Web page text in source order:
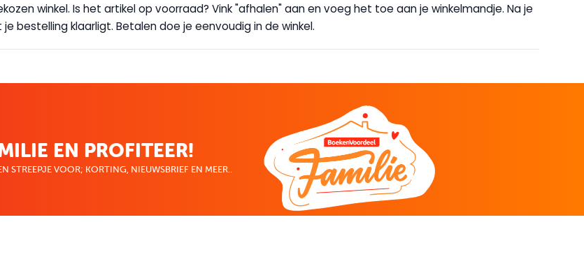
winkel. Is het artikel op voorraad? Vink "afhalen" aan en voeg het toe aan je winkelmandje. Na je
bestelling klaarligt. Betalen doe je eenvoudig in de winkel.
EN PROFITEER!
STREEPJE VOOR; KORTING, NIEUWSBRIEF EN MEER..